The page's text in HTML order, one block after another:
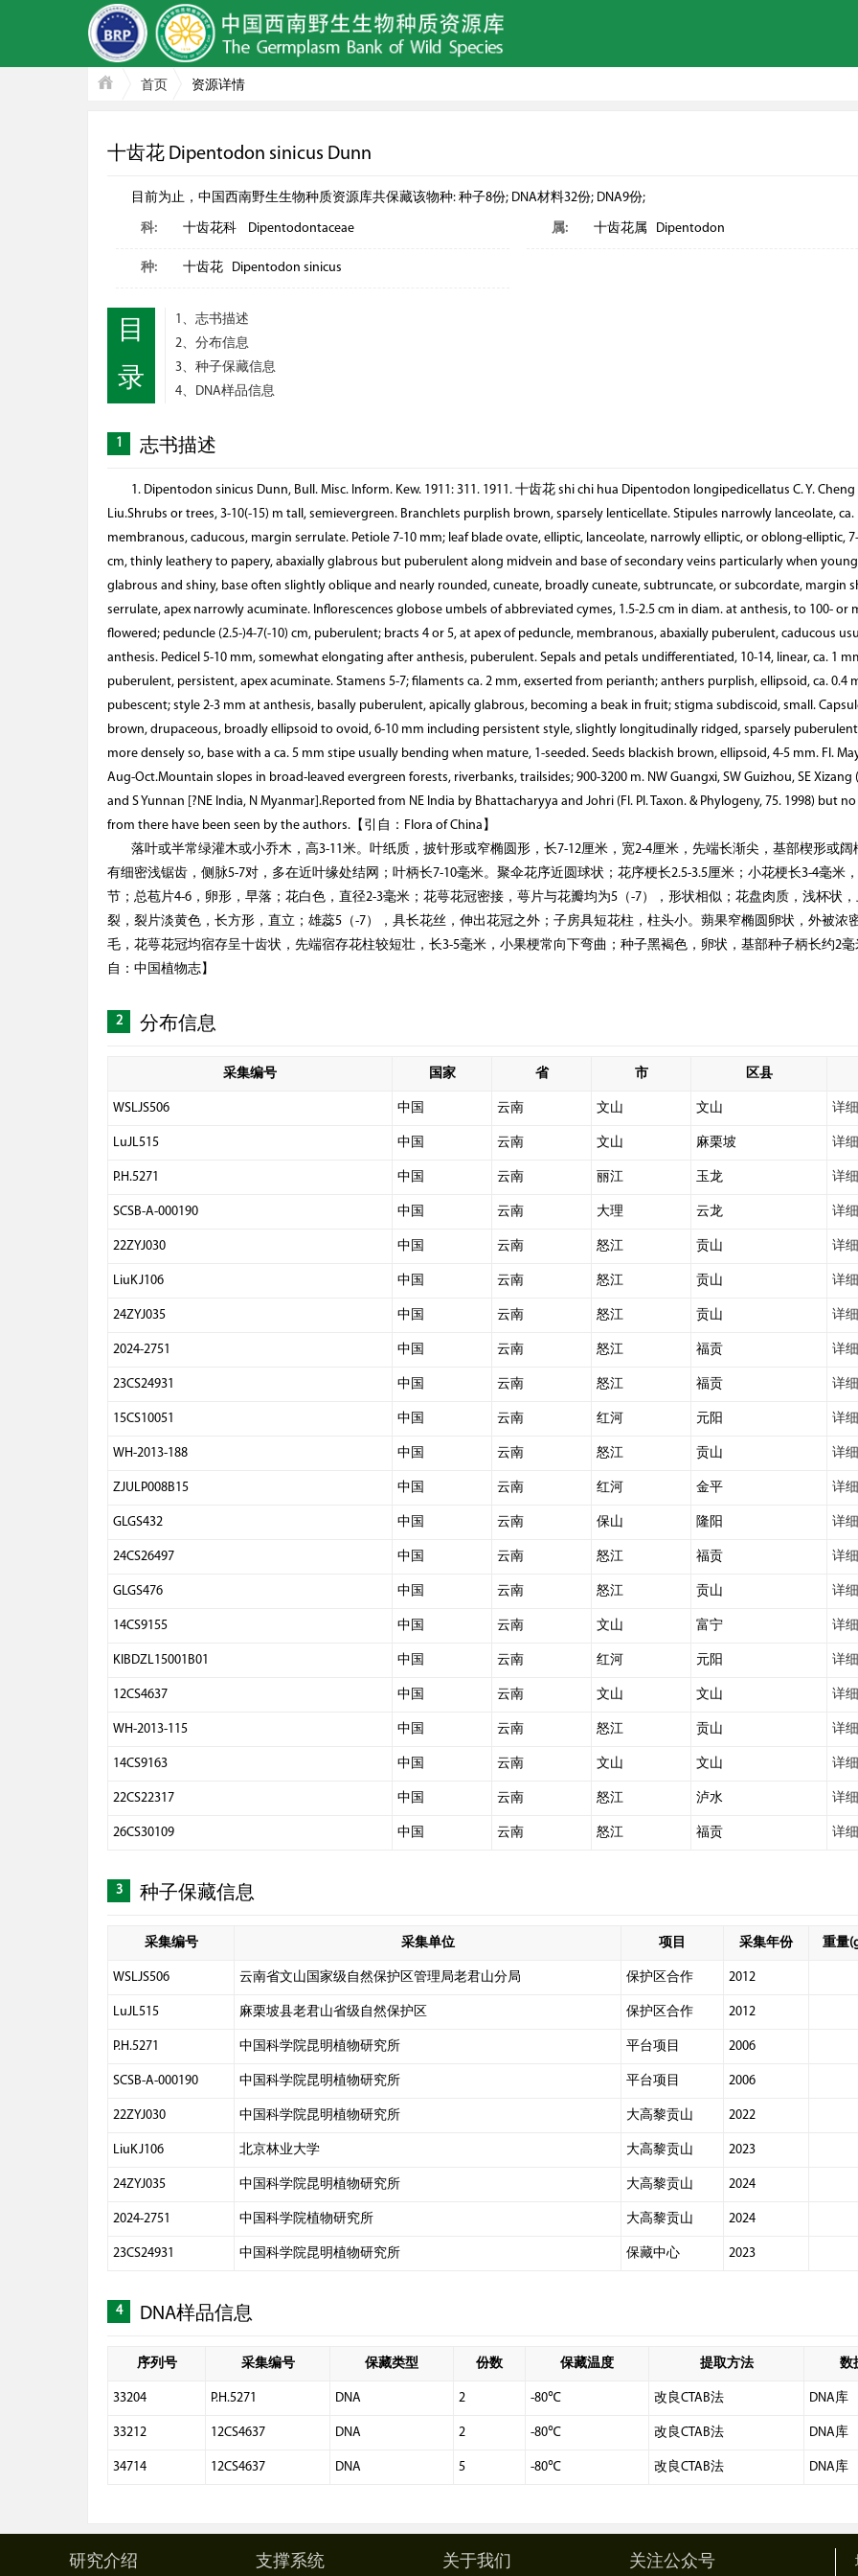
首页 资源详情
十齿花 Dipentodon sinicus Dunn
目前为止，中国西南野生生物种质资源库共保藏该物种: 种子8份; DNA材料32份; DNA9份;
科: 十齿花科 Dipentodontaceae 属: 十齿花属 Dipentodon
种: 十齿花 Dipentodon sinicus
目
录
1、志书描述
2、分布信息
3、种子保藏信息
4、DNA样品信息
1 志书描述
1. Dipentodon sinicus Dunn, Bull. Misc. Inform. Kew. 1911: 311. 1911. 十齿花 shi chi hua Dipentodon longipedicellatus C. Y. Cheng
Liu.Shrubs or trees, 3-10(-15) m tall, semievergreen. Branchlets purplish brown, sparsely lenticellate. Stipules narrowly lanceolate, ca.
membranous, caducous, margin serrulate. Petiole 7-10 mm; leaf blade ovate, elliptic, lanceolate, narrowly elliptic, or oblong-elliptic,
cm, thinly leathery to papery, abaxially glabrous but puberulent along midvein and base of secondary veins particularly when
glabrous and shiny, base often slightly oblique and nearly rounded, cuneate, broadly cuneate, subtruncate, or subcordate, margin
serrulate, apex narrowly acuminate. Inflorescences globose umbels of abbreviated cymes, 1.5-2.5 cm in diam. at anthesis, to 100- or
flowered; peduncle (2.5-)4-7(-10) cm, puberulent; bracts 4 or 5, at apex of peduncle, membranous, abaxially puberulent, caducous
anthesis. Pedicel 5-10 mm, somewhat elongating after anthesis, puberulent. Sepals and petals undifferentiated, 10-14, linear, ca. 1
puberulent, persistent, apex acuminate. Stamens 5-7; filaments ca. 2 mm, exserted from perianth; anthers purplish, ellipsoid, ca. 0.4
pubescent; style 2-3 mm at anthesis, basally puberulent, apically glabrous, becoming a beak in fruit; stigma subdiscoid, small.
brown, drupaceous, broadly ellipsoid to ovoid, 6-10 mm including persistent style, slightly longitudinally ridged, sparsely
more densely so, base with a ca. 5 mm stipe usually bending when mature, 1-seeded. Seeds blackish brown, ellipsoid, 4-5 mm. Fl.
Aug-Oct.Mountain slopes in broad-leaved evergreen forests, riverbanks, trailsides; 900-3200 m. NW Guangxi, SW Guizhou, SE Xizang
and S Yunnan [?NE India, N Myanmar].Reported from NE India by Bhattacharyya and Johri (Fl. Pl. Taxon. & Phylogeny, 75. 1998) but
from there have been seen by the authors.【引自：Flora of China】
落叶或半常绿灌木或小乔木，高3-11米。叶纸质，披针形或窄椭圆形，长7-12厘米，宽2-4厘米，先端长渐尖，基部楔形或阔
有细密浅锯齿，侧脉5-7对，多在近叶缘处结网；叶柄长7-10毫米。聚伞花序近圆球状；花序梗长2.5-3.5厘米；小花梗长3-4毫米
节；总苞片4-6，卵形，早落；花白色，直径2-3毫米；花萼花冠密接，萼片与花瓣均为5（-7），形状相似；花盘肉质，浅杯状，
裂，裂片淡黄色，长方形，直立；雄蕊5（-7），具长花丝，伸出花冠之外；子房具短花柱，柱头小。蒴果窄椭圆卵状，外被浓
毛，花萼花冠均宿存呈十齿状，先端宿存花柱较短壮，长3-5毫米，小果梗常向下弯曲；种子黑褐色，卵状，基部种子柄长约2毫
自：中国植物志】
2 分布信息
采集编号 国家 省 市 区县
WSLJS506 中国 云南 文山 文山 详细
LuJL515 中国 云南 文山 麻栗坡 详细
P.H.5271 中国 云南 丽江 玉龙 详细
SCSB-A-000190 中国 云南 大理 云龙 详细
22ZYJ030 中国 云南 怒江 贡山 详细
LiuKJ106 中国 云南 怒江 贡山 详细
24ZYJ035 中国 云南 怒江 贡山 详细
2024-2751 中国 云南 怒江 福贡 详细
23CS24931 中国 云南 怒江 福贡 详细
15CS10051 中国 云南 红河 元阳 详细
WH-2013-188 中国 云南 怒江 贡山 详细
ZJULP008B15 中国 云南 红河 金平 详细
GLGS432 中国 云南 保山 隆阳 详细
24CS26497 中国 云南 怒江 福贡 详细
GLGS476 中国 云南 怒江 贡山 详细
14CS9155 中国 云南 文山 富宁 详细
KIBDZL15001B01 中国 云南 红河 元阳 详细
12CS4637 中国 云南 文山 文山 详细
WH-2013-115 中国 云南 怒江 贡山 详细
14CS9163 中国 云南 文山 文山 详细
22CS22317 中国 云南 怒江 泸水 详细
26CS30109 中国 云南 怒江 福贡 详细
3 种子保藏信息
采集编号 采集单位 项目 采集年份 重量
WSLJS506 云南省文山国家级自然保护区管理局老君山分局 保护区合作 2012
LuJL515 麻栗坡县老君山省级自然保护区 保护区合作 2012
P.H.5271 中国科学院昆明植物研究所 平台项目 2006
SCSB-A-000190 中国科学院昆明植物研究所 平台项目 2006
22ZYJ030 中国科学院昆明植物研究所 大高黎贡山 2022
LiuKJ106 北京林业大学 大高黎贡山 2023
24ZYJ035 中国科学院昆明植物研究所 大高黎贡山 2024
2024-2751 中国科学院植物研究所 大高黎贡山 2024
23CS24931 中国科学院昆明植物研究所 保藏中心 2023
4 DNA样品信息
序列号 采集编号 保藏类型 份数 保藏温度 提取方法 数
33204 P.H.5271 DNA 2 -80℃ 改良CTAB法 DNA库
33212 12CS4637 DNA 2 -80℃ 改良CTAB法 DNA库
34714 12CS4637 DNA 5 -80℃ 改良CTAB法 DNA库
研究介绍 支撑系统 关于我们 关注公众号